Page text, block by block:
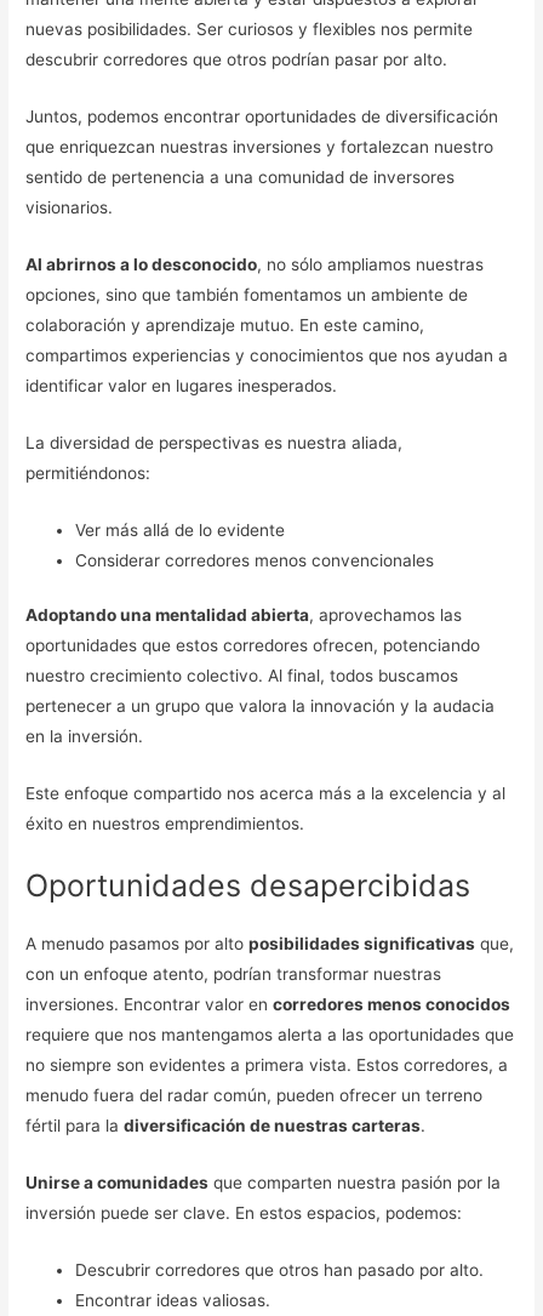
nuevas posibilidades. Ser curiosos y flexibles nos permite
descubrir corredores que otros podrían pasar por alto.
Juntos, podemos encontrar oportunidades de diversificación
que enriquezcan nuestras inversiones y fortalezcan nuestro
sentido de pertenencia a una comunidad de inversores
visionarios.
Al abrirnos a lo desconocido, no sólo ampliamos nuestras
opciones, sino que también fomentamos un ambiente de
colaboración y aprendizaje mutuo. En este camino,
compartimos experiencias y conocimientos que nos ayudan a
identificar valor en lugares inesperados.
La diversidad de perspectivas es nuestra aliada,
permitiéndonos:
Ver más allá de lo evidente
Considerar corredores menos convencionales
Adoptando una mentalidad abierta, aprovechamos las
oportunidades que estos corredores ofrecen, potenciando
nuestro crecimiento colectivo. Al final, todos buscamos
pertenecer a un grupo que valora la innovación y la audacia
en la inversión.
Este enfoque compartido nos acerca más a la excelencia y al
éxito en nuestros emprendimientos.
Oportunidades desapercibidas
A menudo pasamos por altoposibilidades significativas que,
con un enfoque atento, podrían transformar nuestras
inversiones. Encontrar valor encorredores menos conocidos
requiere que nos mantengamos alerta a las oportunidades que
no siempre son evidentes a primera vista. Estos corredores, a
menudo fuera del radar común, pueden ofrecer un terreno
fértil para ladiversificación de nuestras carteras.
Unirse a comunidades que comparten nuestra pasión por la
inversión puede ser clave. En estos espacios, podemos:
Descubrir corredores que otros han pasado por alto.
Encontrar ideas valiosas.